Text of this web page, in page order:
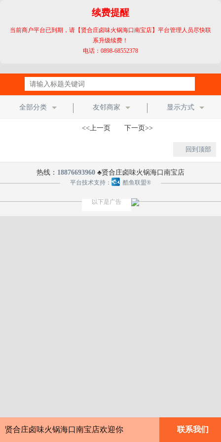
续费提醒
当前商户平台已到期，请【贤合庄卤味火锅海口南宝店】平台管理人员尽快联
系升级续费！
电话：0898-68552378
全部分类 友邻商家 显示方式
<<上一页 下一页>>
回到顶部
热线： 18876693960 ♣贤合庄卤味火锅海口南宝店
平台技术支持： 酷鱼联盟®
以下是广告
贤合庄卤味火锅海口南宝店欢迎你